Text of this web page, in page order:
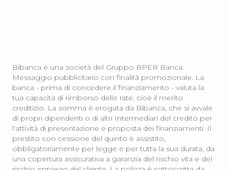
Bibanca è una società del Gruppo BPER Banca.
Messaggio pubblicitario con finalità promozionale. La
banca - prima di concedere il finanziamento - valuta la
tua capacità di rimborso delle rate, cioè il merito
creditizio. La somma è erogata da Bibanca, che si avvale
di propri dipendenti o di altri Intermediari del credito per
l'attività di presentazione e proposta dei finanziamenti. Il
prestito con cessione del quinto è assistito,
obbligatoriamente per legge e per tutta la sua durata, da
una copertura assicurativa a garanzia del rischio vita e del